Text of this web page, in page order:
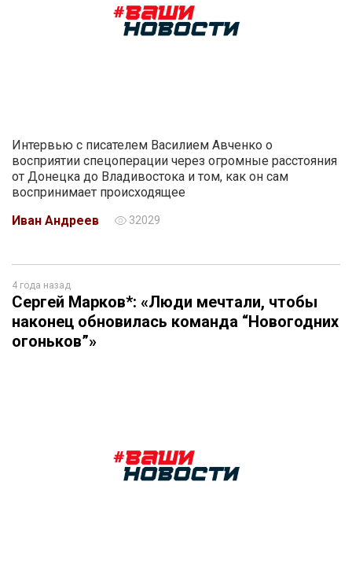
Интервью с писателем Василием Авченко о
восприятии спецоперации через огромные расстояния
от Донецка до Владивостока и том, как он сам
воспринимает происходящее
Иван Андреев
32029
4 года назад
Сергей Марков*: «Люди мечтали, чтобы
наконец обновилась команда “Новогодних
огоньков”»